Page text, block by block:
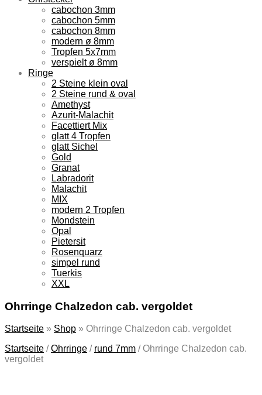
cabochon 3mm
cabochon 5mm
cabochon 8mm
modern ø 8mm
Tropfen 5x7mm
verspielt ø 8mm
Ringe
2 Steine klein oval
2 Steine rund & oval
Amethyst
Azurit-Malachit
Facettiert Mix
glatt 4 Tropfen
glatt Sichel
Gold
Granat
Labradorit
Malachit
MIX
modern 2 Tropfen
Mondstein
Opal
Pietersit
Rosenquarz
simpel rund
Tuerkis
XXL
Ohrringe Chalzedon cab. vergoldet
Startseite » Shop » Ohrringe Chalzedon cab. vergoldet
Startseite /Ohrringe / rund 7mm /Ohrringe Chalzedon cab.
vergoldet